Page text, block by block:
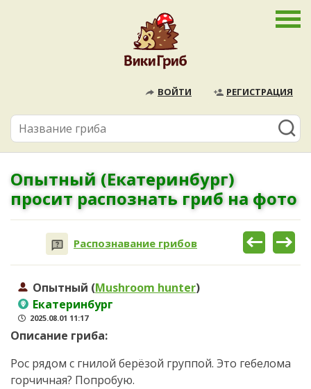
ВОЙТИ РЕГИСТРАЦИЯ
Опытный (Екатеринбург)
просит распознать гриб на фото
Распознавание грибов
Опытный (Mushroom hunter)
Екатеринбург
2025.08.01 11:17
Описание гриба:
Рос рядом с гнилой берёзой группой. Это гебелома
горчичная? Попробую.